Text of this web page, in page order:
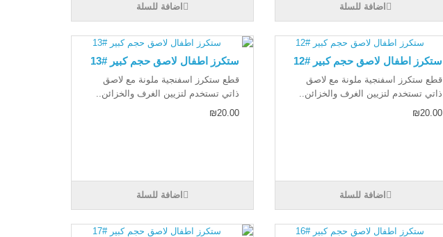
اضافة للسلة اضافة للسلة
ستكرز اطفال لاصق حجم كبير #12
قطع ستكرز اسفنجية ملونة مع لاصق
ذاتي تستخدم لتزيين الغرف والخزائن..
₪20.00
اضافة للسلة
ستكرز اطفال لاصق حجم كبير #13
قطع ستكرز اسفنجية ملونة مع لاصق
ذاتي تستخدم لتزيين الغرف والخزائن..
₪20.00
اضافة للسلة